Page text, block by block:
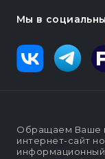
Мы в
Обращаем Ваше
интернет-сайт
информационный